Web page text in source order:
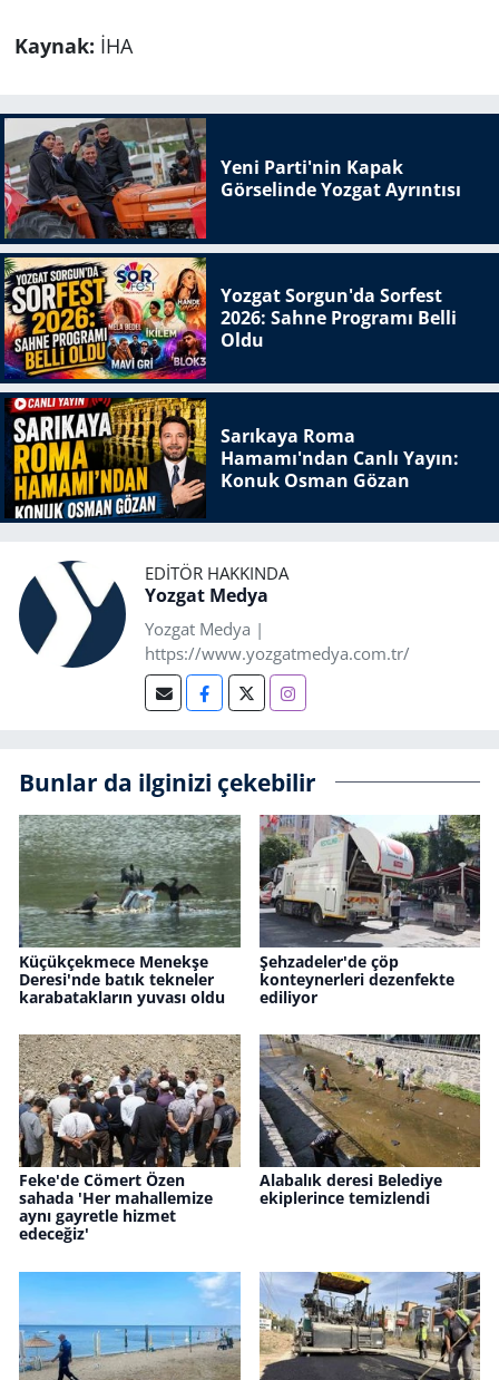
Kaynak: İHA
Yeni Parti'nin Kapak
Görselinde Yozgat Ayrıntısı
Yozgat Sorgun'da Sorfest
2026: Sahne Programı Belli
Oldu
Sarıkaya Roma
Hamamı'ndan Canlı Yayın:
Konuk Osman Gözan
EDITÖR HAKKINDA
Yozgat Medya
Yozgat Medya |
https://www.yozgatmedya.com.tr/
Bunlar da ilginizi çekebilir
Küçükçekmece Menekşe
Deresi'nde batık tekneler
karabatakların yuvası oldu
Şehzadeler'de çöp
konteynerleri dezenfekte
ediliyor
Feke'de Cömert Özen
sahada 'Her mahallemize
aynı gayretle hizmet
edeceğiz'
Alabalık deresi Belediye
ekiplerince temizlendi